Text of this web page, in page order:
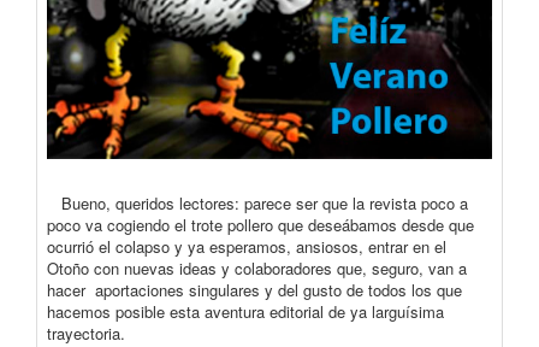
Bueno, queridos lectores: parece ser que la revista poco a
poco va cogiendo el trote pollero que deseábamos desde que
ocurrió el colapso y ya esperamos, ansiosos, entrar en el
Otoño con nuevas ideas y colaboradores que, seguro, van a
hacer aportaciones singulares y del gusto de todos los que
hacemos posible esta aventura editorial de ya larguísima
trayectoria.